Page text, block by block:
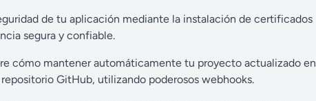
de tu aplicación mediante la instalación de certificados
segura y confiable.
cómo mantener automáticamente tu proyecto actualizado en
GitHub, utilizando poderosos webhooks.